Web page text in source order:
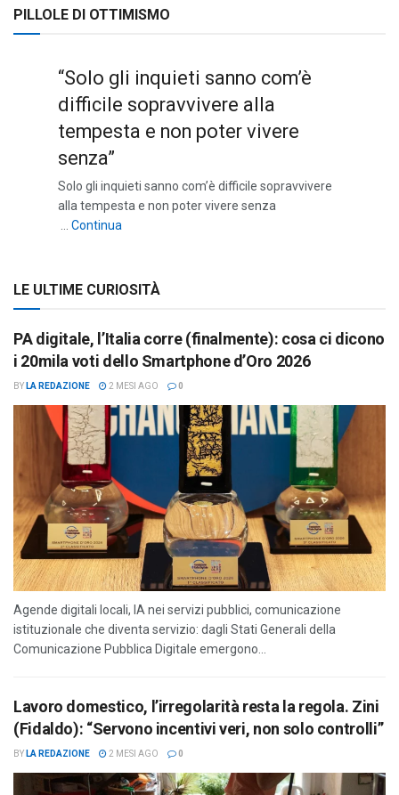
PILLOLE DI OTTIMISMO
“Solo gli inquieti sanno com’è
difficile sopravvivere alla
tempesta e non poter vivere
senza”
Solo gli inquieti sanno com’è difficile sopravvivere
alla tempesta e non poter vivere senza
… Continua
LE ULTIME CURIOSITÀ
PA digitale, l’Italia corre (finalmente): cosa ci dicono
i 20mila voti dello Smartphone d’Oro 2026
BY LA REDAZIONE 2 MESI AGO 0
Agende digitali locali, IA nei servizi pubblici, comunicazione
istituzionale che diventa servizio: dagli Stati Generali della
Comunicazione Pubblica Digitale emergono...
Lavoro domestico, l’irregolarità resta la regola. Zini
(Fidaldo): “Servono incentivi veri, non solo controlli”
BY LA REDAZIONE 2 MESI AGO 0